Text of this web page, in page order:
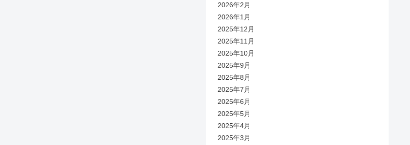
2026年2月
2026年1月
2025年12月
2025年11月
2025年10月
2025年9月
2025年8月
2025年7月
2025年6月
2025年5月
2025年4月
2025年3月